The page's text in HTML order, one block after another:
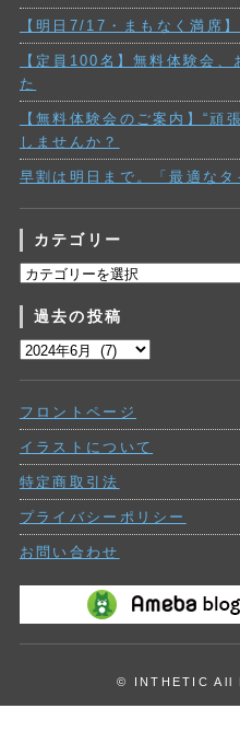
【明日7/17・まもなく満席
【定員100名】無料体験会
た
【無料体験会のご案内】“頑
しませんか？
早割は明日まで。「最適な
カテゴリー
カ
ゴ
リ
ー
過去の投稿
過
投
稿
フロントページ
イラストについて
特定商取引法
プライバシーポリシー
お問い合わせ
© INTHETIC All